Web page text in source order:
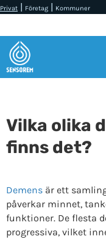
Privat | Företag | Kommuner
Vilka olika
finns det?
Demensär ett
påverkar minnet,
funktioner. De flesta
progressiva, vilket